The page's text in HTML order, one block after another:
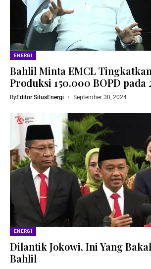
ENERGI
Bahlil Minta EMCL
Produksi 150.000 BOPD pada
ByEditor SitusEnergi September 30, 2024
ENERGI
Dilantik Jokowi, Ini Yang
Bahlil